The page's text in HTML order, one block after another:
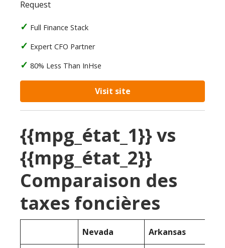
Request
Full Finance Stack
Expert CFO Partner
80% Less Than InHse
Visit site
{{mpg_état_1}} vs
{{mpg_état_2}}
Comparaison des
taxes foncières
Nevada Arkansas